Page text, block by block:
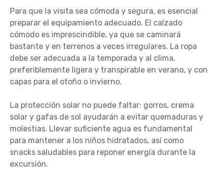
Para que la visita sea cómoda y segura, es esencial
preparar el equipamiento adecuado. El calzado
cómodo es imprescindible, ya que se caminará
bastante y en terrenos a veces irregulares. La ropa
debe ser adecuada a la temporada y al clima,
preferiblemente ligera y transpirable en verano, y con
capas para el otoño o invierno.
La protección solar no puede faltar: gorros, crema
solar y gafas de sol ayudarán a evitar quemaduras y
molestias. Llevar suficiente agua es fundamental
para mantener a los niños hidratados, así como
snacks saludables para reponer energía durante la
excursión.